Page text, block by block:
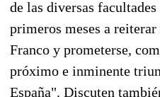
de las diversas
primeros meses a
Franco y prometerse,
próximo e inminente
España". Discuten